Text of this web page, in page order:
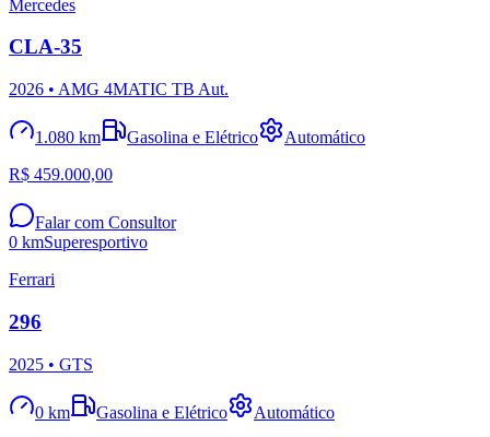
Mercedes
CLA-35
2026 • AMG 4MATIC TB Aut.
1.080 km Gasolina e Elétrico
Automático
R$ 459.000,00
Falar com Consultor
0 kmSuperesportivo
Ferrari
296
2025 • GTS
0 km Gasolina e Elétrico Automático